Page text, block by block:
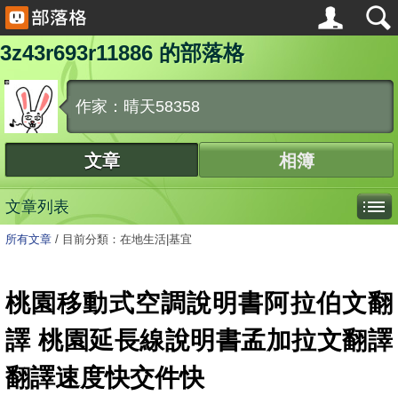
3z43r693r11886 的部落格
作家：晴天58358
文章 相簿
文章列表
所有文章 / 目前分類：在地生活|基宜
桃園移動式空調說明書阿拉伯文翻
譯 桃園延長線說明書孟加拉文翻譯
翻譯速度快交件快